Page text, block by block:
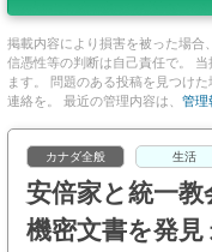
掲載内容により損害を被った場合
信憑性等の判断は自己責任で。 当
ます。 問題のある投稿を見つけ
連絡を。 最近の管理内容は、 管理
カナダ全般 生活
安倍家と統一
機密文書を発